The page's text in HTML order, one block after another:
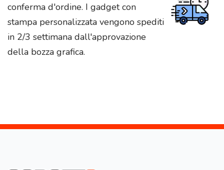
conferma d'ordine. I gadget con
stampa personalizzata vengono spediti
in 2/3 settimana dall'approvazione
della bozza grafica.